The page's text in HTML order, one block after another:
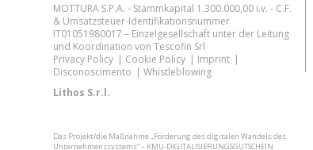
MOTTURA S.P.A. - Stammkapital 1.300.000,00 i.v. - C.F.
& Umsatzsteuer-Identifikationsnummer
IT01051980017 – Einzelgesellschaft unter der Leitung
und Koordination von Tescofin Srl
Privacy Policy
Cookie Policy
Imprint
Disconoscimento
Whistleblowing
Lithos S.r.l.
Das Projekt/die Maßnahme „Förderung des digitalen Wandels des
Unternehmenssystems“ – KMU-DIGITALISIERUNGSGUTSCHEIN